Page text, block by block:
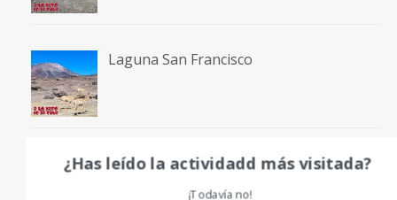
Laguna San Francisco
Volcán Bertrand
¿Has leído la actividadd más visitada?
¡Todavía no!